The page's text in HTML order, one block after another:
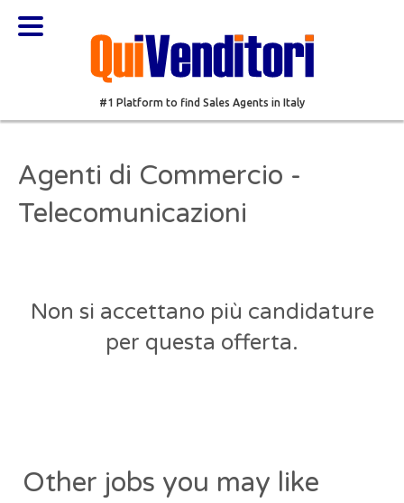
#1 Platform to find Sales Agents in Italy
Agenti di Commercio -
Telecomunicazioni
Non si accettano più candidature
per questa offerta.
Other jobs you may like